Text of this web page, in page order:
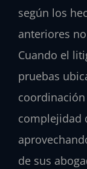
según los
anteriores
Cuando el
pruebas
complejidad
de sus